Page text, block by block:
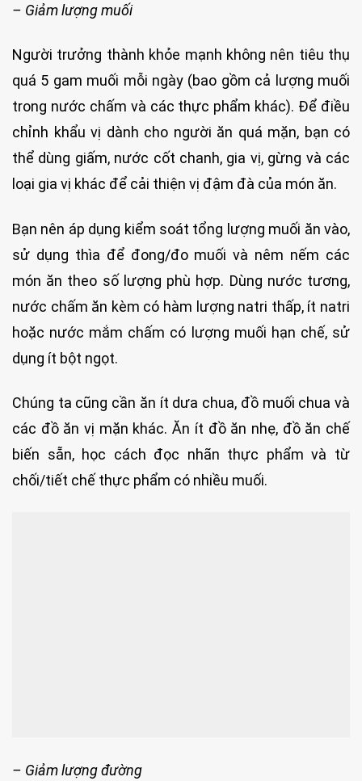
– Giảm lượng muối
Người trưởng thành khỏe mạnh không nên tiêu thụ
quá 5 gam muối mỗi ngày (bao gồm cả lượng muối
trong nước chấm và các thực phẩm khác). Để điều
chỉnh khẩu vị dành cho người ăn quá mặn, bạn có
thể dùng giấm, nước cốt chanh, gia vị, gừng và các
loại gia vị khác để cải thiện vị đậm đà của món ăn.
Bạn nên áp dụng kiểm soát tổng lượng muối ăn vào,
sử dụng thìa để đong/đo muối và nêm nếm các
món ăn theo số lượng phù hợp. Dùng nước tương,
nước chấm ăn kèm có hàm lượng natri thấp, ít natri
hoặc nước mắm chấm có lượng muối hạn chế, sử
dụng ít bột ngọt.
Chúng ta cũng cần ăn ít dưa chua, đồ muối chua và
các đồ ăn vị mặn khác. Ăn ít đồ ăn nhẹ, đồ ăn chế
biến sẵn, học cách đọc nhãn thực phẩm và từ
chối/tiết chế thực phẩm có nhiều muối.
– Giảm lượng đường